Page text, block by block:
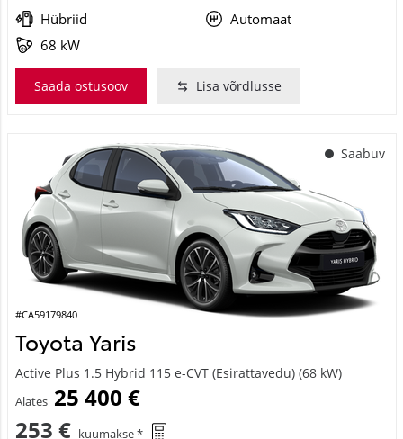
Hübriid
Automaat
68 kW
Saada ostusoov Lisa võrdlusse
Saabuv
#CA59179840
Toyota Yaris
Active Plus 1.5 Hybrid 115 e-CVT (Esirattavedu) (68 kW)
Alates 25 400 €
253 € kuumakse *